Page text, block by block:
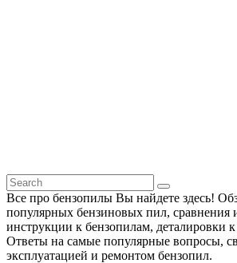
Все про бензопилы Вы найдете здесь!
популярных бензиновых пил, сравнения
инструкции к бензопилам, деталировки
Ответы на самые популярные вопросы,
эксплуатацией и ремонтом бензопил.